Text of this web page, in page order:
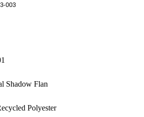
003
Shadow Flan
Polyester